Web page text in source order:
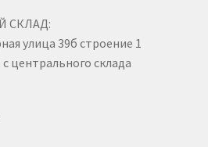
СКЛАД:
улица 39б строение 1
центрального склада